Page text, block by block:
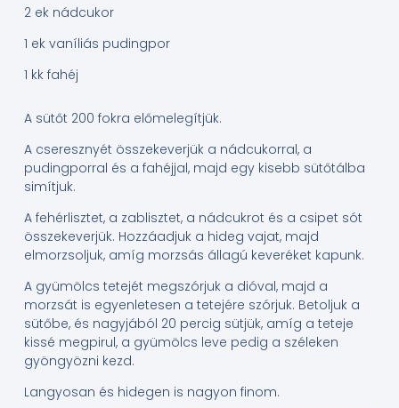
2 ek nádcukor
1 ek vaníliás pudingpor
1 kk fahéj
A sütőt 200 fokra előmelegítjük.
A cseresznyét összekeverjük a nádcukorral, a
pudingporral és a fahéjjal, majd egy kisebb sütőtálba
simítjuk.
A fehérlisztet, a zablisztet, a nádcukrot és a csipet sót
összekeverjük. Hozzáadjuk a hideg vajat, majd
elmorzsoljuk, amíg morzsás állagú keveréket kapunk.
A gyümölcs tetejét megszórjuk a dióval, majd a
morzsát is egyenletesen a tetejére szórjuk. Betoljuk a
sütőbe, és nagyjából 20 percig sütjük, amíg a teteje
kissé megpirul, a gyümölcs leve pedig a széleken
gyöngyözni kezd.
Langyosan és hidegen is nagyon finom.